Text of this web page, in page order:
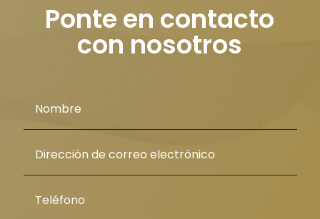
Ponte en contacto
con nosotros